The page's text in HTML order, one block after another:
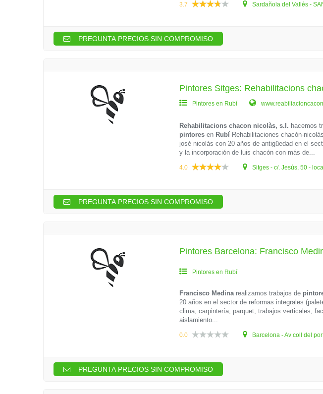
3.7 Sardañola del Vallés -
PREGUNTA PRECIOS SIN COMPROMISO
Pintores Sitges: Rehabilitacions
Pintores en Rubí
Rehabilitacions chacon nicolàs, s.l. hacemos
pintores en Rubí Rehabilitaciones chacón-
josé nicolás con 20 años de antigüedad en el
y la incorporación de luis chacón con más de...
4.0 Sitges - c/. Jesús, 50 -
PREGUNTA PRECIOS SIN COMPROMISO
Pintores Barcelona: Francisco
Pintores en Rubí
Francisco Medinarealizamos trabajos de
20 años en el sector de reformas integrales
clima, carpintería, parquet, trabajos verticales,
aislamiento...
0.0 Barcelona - Av coll del
PREGUNTA PRECIOS SIN COMPROMISO